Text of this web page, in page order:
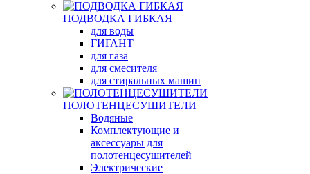
ПОДВОДКА ГИБКАЯ
для воды
ГИГАНТ
для газа
для смесителя
для стиральных машин
ПОЛОТЕНЦЕСУШИТЕЛИ
Водяные
Комплектующие и
аксессуары для
полотенцесушителей
Электрические